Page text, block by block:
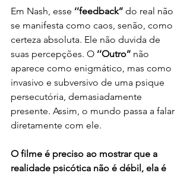
Em Nash, esse ‘’feedback’’ do real não
se manifesta como caos, senão, como
certeza absoluta. Ele não duvida de
suas percepções. O ‘’Outro’’ não
aparece como enigmático, mas como
invasivo e subversivo de uma psique
persecutória, demasiadamente
presente. Assim, o mundo passa a falar
diretamente com ele.
O filme é preciso ao mostrar que a
realidade psicótica não é débil, ela é